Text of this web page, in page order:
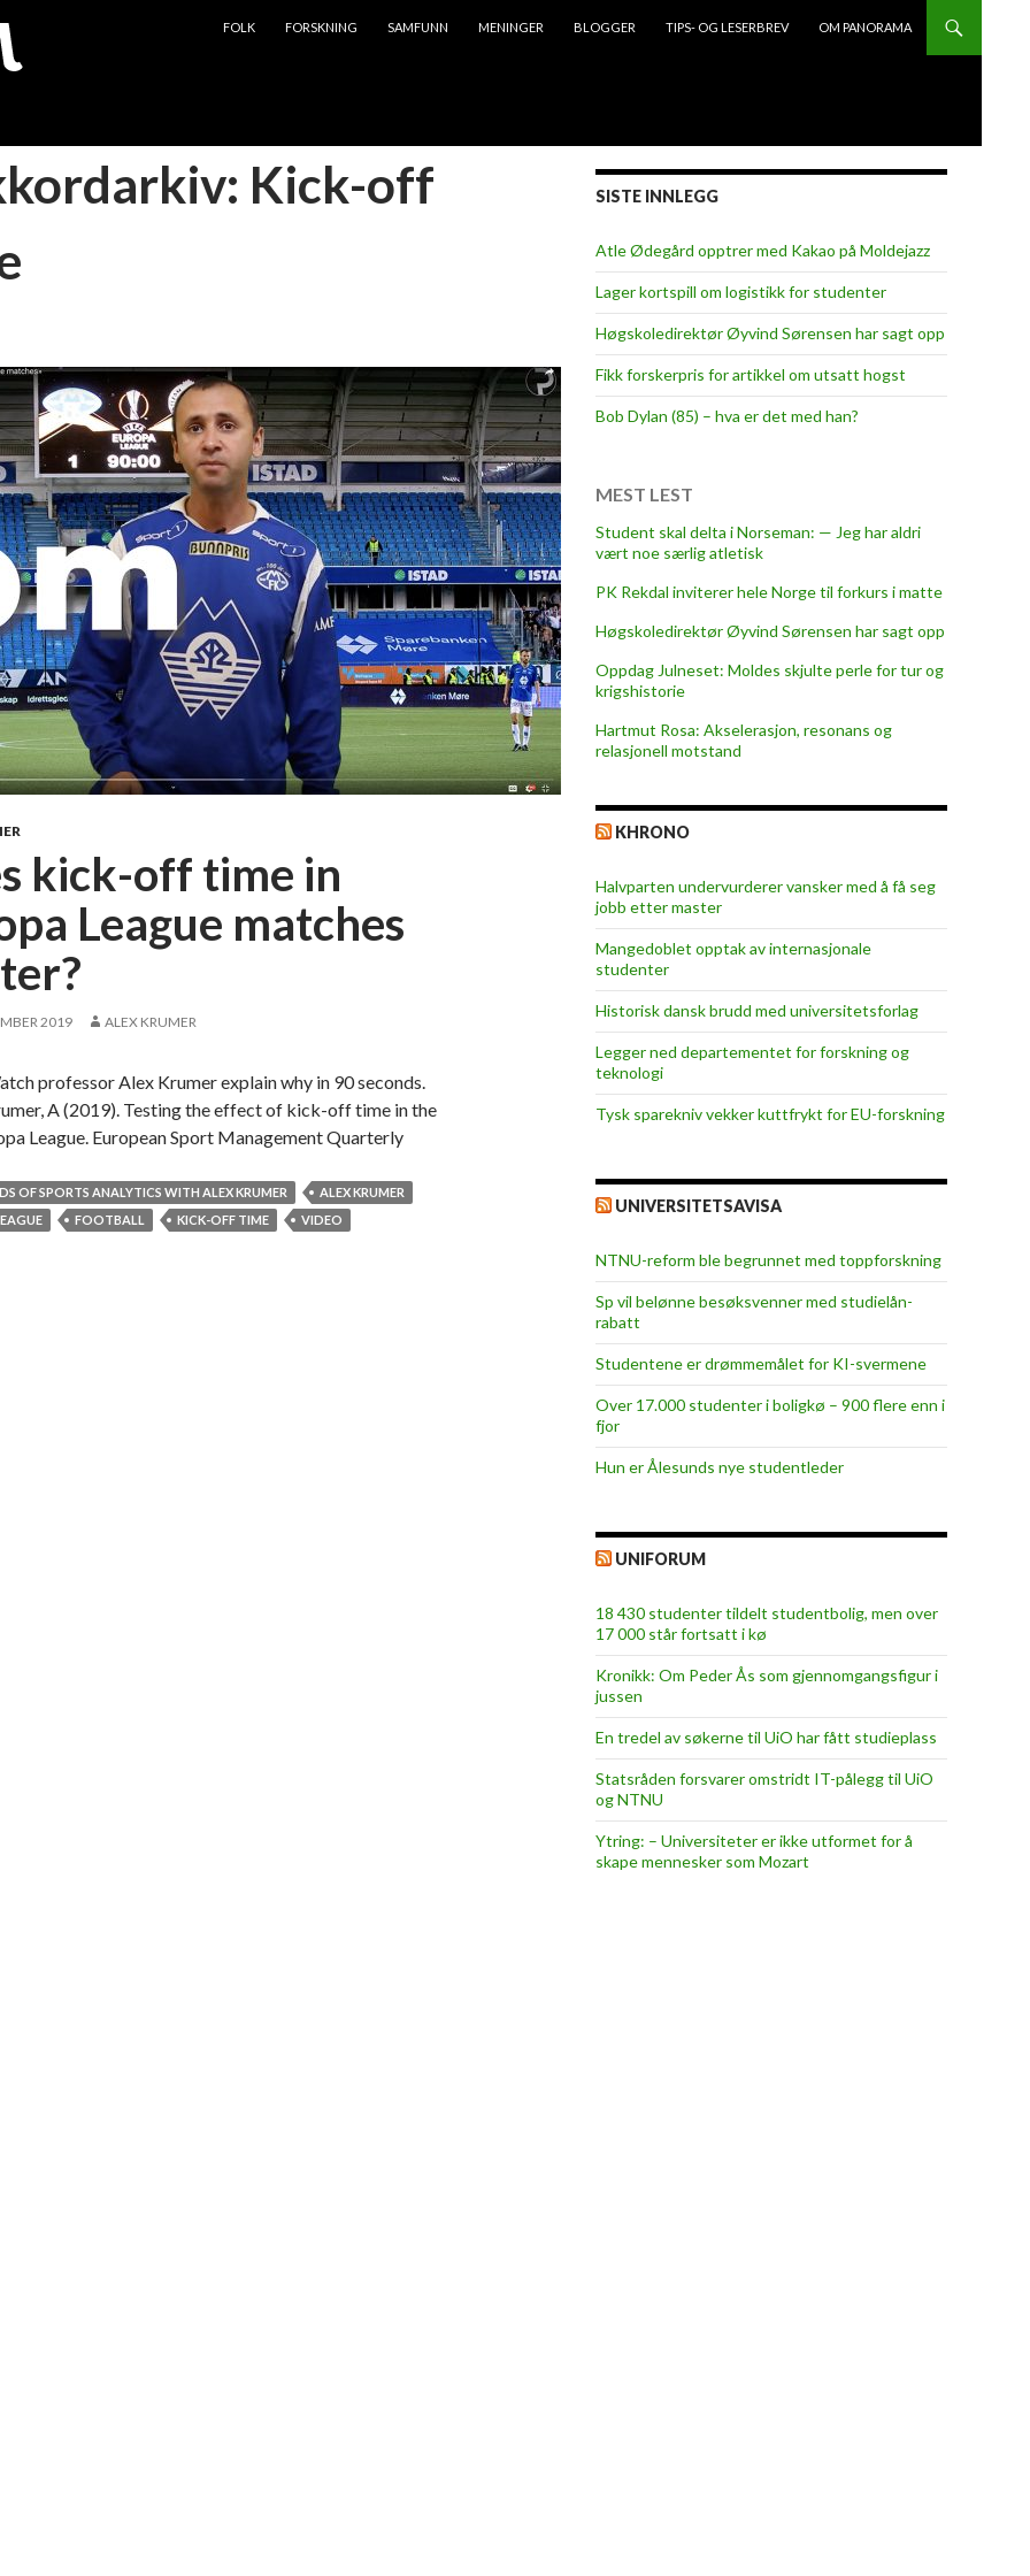
FOLK
FORSKNING SAMFUNN MENINGER BLOGGER TIPS- OG LESERBREV OM PANORAMA
Kick-off
kick-off time in
League matches
2019 ALEX KRUMER
professor Alex Krumer explain why in 90 seconds.
A (2019). Testing the effect of kick-off time in the
League. European Sport Management Quarterly
OF SPORTS ANALYTICS WITH ALEX KRUMER
ALEX KRUMER
FOOTBALL KICK-OFF TIME VIDEO
SISTE INNLEGG
Atle Ødegård opptrer med Kakao på Moldejazz
Lager kortspill om logistikk for studenter
Høgskoledirektør Øyvind Sørensen har sagt opp
Fikk forskerpris for artikkel om utsatt hogst
Bob Dylan (85) – hva er det med han?
MEST LEST
Student skal delta i Norseman: — Jeg har aldri
vært noe særlig atletisk
PK Rekdal inviterer hele Norge til forkurs i matte
Høgskoledirektør Øyvind Sørensen har sagt opp
Oppdag Julneset: Moldes skjulte perle for tur og
krigshistorie
Hartmut Rosa: Akselerasjon, resonans og
relasjonell motstand
KHRONO
Halvparten undervurderer vansker med å få seg
jobb etter master
Mangedoblet opptak av internasjonale
studenter
Historisk dansk brudd med universitetsforlag
Legger ned departementet for forskning og
teknologi
Tysk sparekniv vekker kuttfrykt for EU-forskning
UNIVERSITETSAVISA
NTNU-reform ble begrunnet med toppforskning
Sp vil belønne besøksvenner med studielån-
rabatt
Studentene er drømmemålet for KI-svermene
Over 17.000 studenter i boligkø – 900 flere enn i
fjor
Hun er Ålesunds nye studentleder
UNIFORUM
18 430 studenter tildelt studentbolig, men over
17 000 står fortsatt i kø
Kronikk: Om Peder Ås som gjennomgangsfigur i
jussen
En tredel av søkerne til UiO har fått studieplass
Statsråden forsvarer omstridt IT-pålegg til UiO
og NTNU
Ytring: – Universiteter er ikke utformet for å
skape mennesker som Mozart